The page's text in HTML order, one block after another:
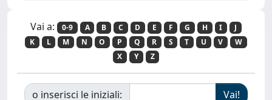
Vai a: 0-9 A B C D E F G H I
J
K
L M N O P Q R S T U V
W
X
Y Z
o inserisci le iniziali: